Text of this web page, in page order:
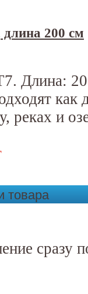
200 см
Длина:
как
реках и
товара
сразу